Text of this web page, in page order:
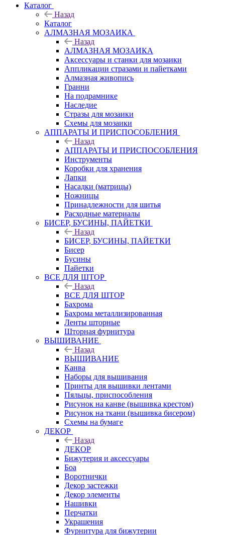
Каталог
Назад
Каталог
АЛМАЗНАЯ МОЗАИКА
Назад
АЛМАЗНАЯ МОЗАИКА
Аксессуары и станки для мозаики
Аппликации стразами и пайетками
Алмазная живопись
Гранни
На подрамнике
Наследие
Стразы для мозаики
Схемы для мозаики
АППАРАТЫ И ПРИСПОСОБЛЕНИЯ
Назад
АППАРАТЫ И ПРИСПОСОБЛЕНИЯ
Инструменты
Коробки для хранения
Лапки
Насадки (матрицы)
Ножницы
Принадлежности для шитья
Расходные материалы
БИСЕР, БУСИНЫ, ПАЙЕТКИ
Назад
БИСЕР, БУСИНЫ, ПАЙЕТКИ
Бисер
Бусины
Пайетки
ВСЕ ДЛЯ ШТОР
Назад
ВСЕ ДЛЯ ШТОР
Бахрома
Бахрома металлизированная
Ленты шторные
Шторная фурнитура
ВЫШИВАНИЕ
Назад
ВЫШИВАНИЕ
Канва
Наборы для вышивания
Принты для вышивки лентами
Пяльцы, приспособления
Рисунок на канве (вышивка крестом)
Рисунок на ткани (вышивка бисером)
Схемы на бумаге
ДЕКОР
Назад
ДЕКОР
Бижутерия и аксессуары
Боа
Воротнички
Декор застежки
Декор элементы
Нашивки
Перчатки
Украшения
Фурнитура для бижутерии